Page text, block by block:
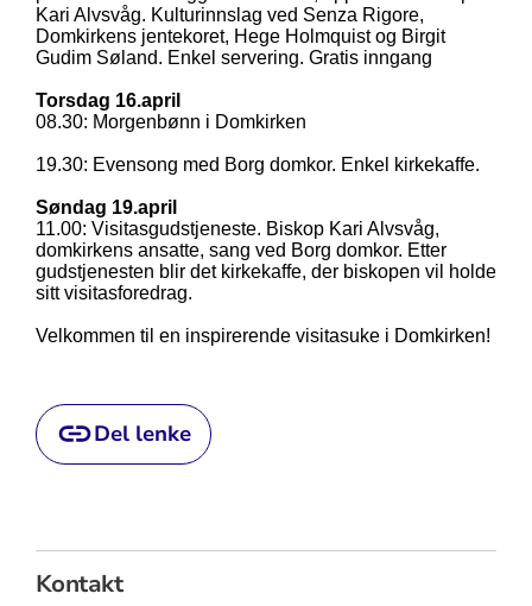
Kari Alvsvåg. Kulturinnslag ved Senza Rigore,
Domkirkens jentekoret, Hege Holmquist og Birgit
Gudim Søland. Enkel servering. Gratis inngang
Torsdag 16.april
08.30: Morgenbønn i Domkirken
19.30: Evensong med Borg domkor. Enkel kirkekaffe.
Søndag 19.april
11.00: Visitasgudstjeneste. Biskop Kari Alvsvåg,
domkirkens ansatte, sang ved Borg domkor. Etter
gudstjenesten blir det kirkekaffe, der biskopen vil holde
sitt visitasforedrag.
Velkommen til en inspirerende visitasuke i Domkirken!
Del lenke
Kontakt